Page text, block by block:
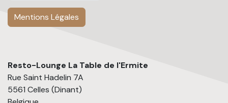
Mentions Légales
Resto-Lounge La Table de l'Ermite
Rue Saint Hadelin 7A
5561 Celles (Dinant)